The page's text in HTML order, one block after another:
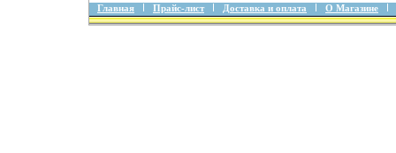
Главная Прайс-лист Доставка и оплата О Магазине